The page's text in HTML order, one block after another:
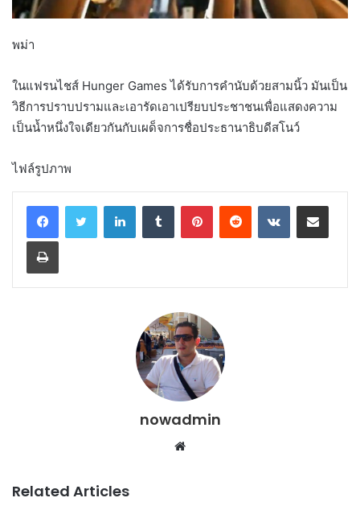
พม่า
ในแฟรนไชส์ ​​Hunger Games ได้รับการคำนับด้วยสามนิ้ว มันเป็น
วิธีการปราบปรามและเอารัดเอาเปรียบประชาชนเพื่อแสดงความ
เป็นน้ำหนึ่งใจเดียวกันกับเผด็จการชื่อประธานาธิบดีสโนว์
ไฟล์รูปภาพ
LinkedInTumblr PinterestReddit VKontakteShare via Email
Print
nowadmin
Website
Related Articles